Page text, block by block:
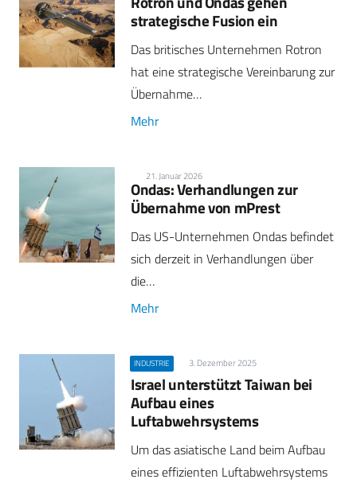
strategische Fusion ein
Das britisches Unternehmen Rotron
hat eine strategische Vereinbarung zur
Übernahme…
Mehr
21. Januar 2026
Ondas: Verhandlungen zur
Übernahme von mPrest
Das US-Unternehmen Ondas befindet
sich derzeit in Verhandlungen über
die…
Mehr
INDUSTRIE 3. Dezember 2025
Israel unterstützt Taiwan bei
Aufbau eines
Luftabwehrsystems
Um das asiatische Land beim Aufbau
eines effizienten Luftabwehrsystems